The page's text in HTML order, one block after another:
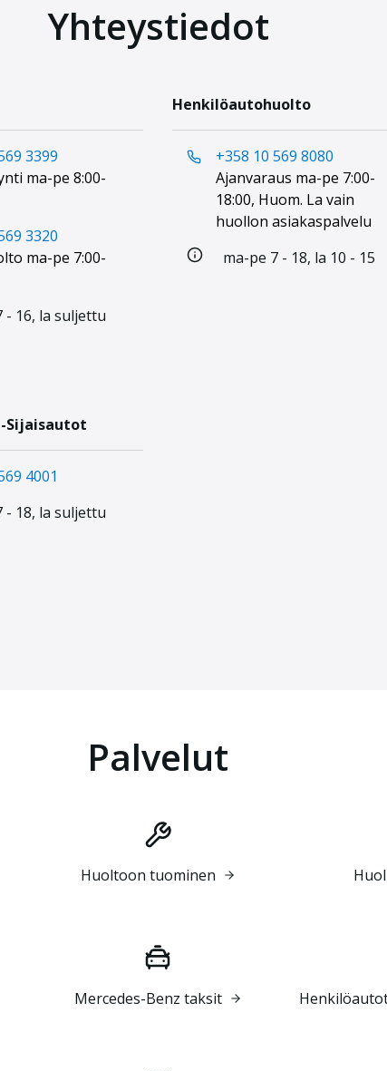
Yhteystiedot
3399
ma-pe 8:00-
3320
ma-pe 7:00-
- 16, la suljettu
Henkilöautohuolto
+358 10 569 8080
Ajanvaraus ma-pe 7:00-
18:00, Huom. La vain
huollon asiakaspalvelu
ma-pe 7 - 18, la 10 - 15
Sijaisautot
4001
- 18, la suljettu
Palvelut
Huoltoon tuominen
Mercedes-Benz taksit